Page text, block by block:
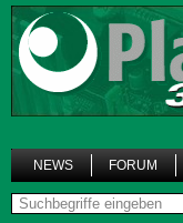
NEWS FORUM